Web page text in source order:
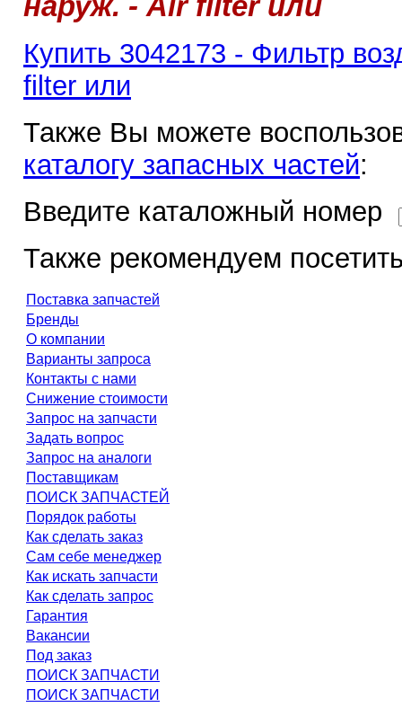
Купить 3042173 - Фильтр
filter или
Также Вы можете
каталогу запасных частей:
Введите каталожный номер
Также рекомендуем
Поставка запчастей
Бренды
О компании
Варианты запроса
Контакты с нами
Снижение стоимости
Запрос на запчасти
Задать вопрос
Запрос на аналоги
Поставщикам
ПОИСК ЗАПЧАСТЕЙ
Порядок работы
Как сделать заказ
Сам себе менеджер
Как искать запчасти
Как сделать запрос
Гарантия
Вакансии
Под заказ
ПОИСК ЗАПЧАСТИ
ПОИСК ЗАПЧАСТИ